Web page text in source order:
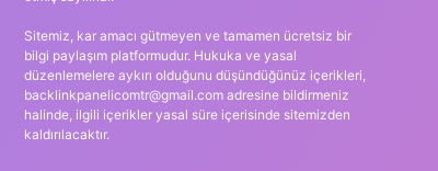
Sitemiz, kar amacı gütmeyen ve tamamen ücretsiz bir
bilgi paylaşım platformudur. Hukuka ve yasal
düzenlemelere aykırı olduğunu düşündüğünüz içerikleri,
backlinkpanelicomtr@gmail.comadresine bildirmeniz
halinde, ilgili içerikler yasal süre içerisinde sitemizden
kaldırılacaktır.